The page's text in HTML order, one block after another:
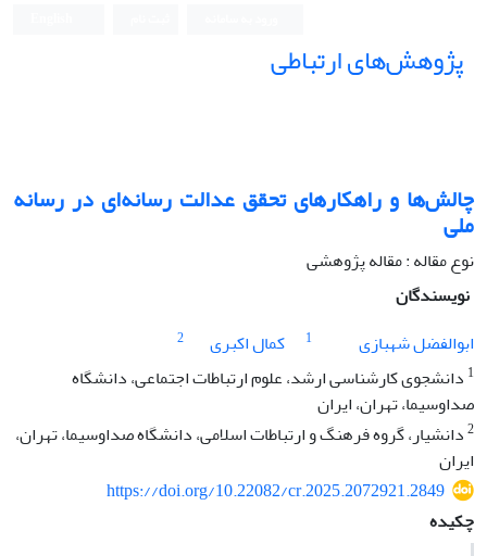
پژوهش‌های ارتباطی
چالش‌ها و راهکارهای تحقق عدالت رسانه‌ای در رسانه
ملی
نوع مقاله : مقاله پژوهشی
نویسندگان
ابوالفضل شهبازی
1 کمال اکبری
2
1 دانشجوی کارشناسی ارشد، علوم ارتباطات اجتماعی، دانشگاه
صداوسیما، تهران، ایران
2دانشیار، گروه فرهنگ و ارتباطات اسلامی، دانشگاه صداوسیما، تهران،
ایران
https://doi.org/10.22082/cr.2025.2072921.2849
چکیده